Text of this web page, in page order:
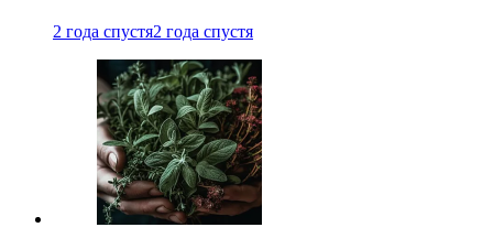
2 года спустя2 года спустя